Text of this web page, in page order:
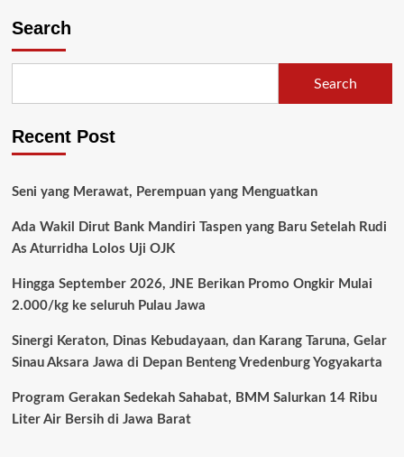
Search
Search
Recent Post
Seni yang Merawat, Perempuan yang Menguatkan
Ada Wakil Dirut Bank Mandiri Taspen yang Baru Setelah Rudi
As Aturridha Lolos Uji OJK
Hingga September 2026, JNE Berikan Promo Ongkir Mulai
2.000/kg ke seluruh Pulau Jawa
Sinergi Keraton, Dinas Kebudayaan, dan Karang Taruna, Gelar
Sinau Aksara Jawa di Depan Benteng Vredenburg Yogyakarta
Program Gerakan Sedekah Sahabat, BMM Salurkan 14 Ribu
Liter Air Bersih di Jawa Barat